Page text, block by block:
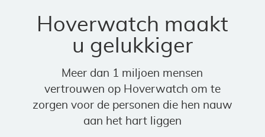
Hoverwatch maakt
u gelukkiger
Meer dan 1 miljoen mensen
vertrouwen op Hoverwatch om te
zorgen voor de personen die hen nauw
aan het hart liggen